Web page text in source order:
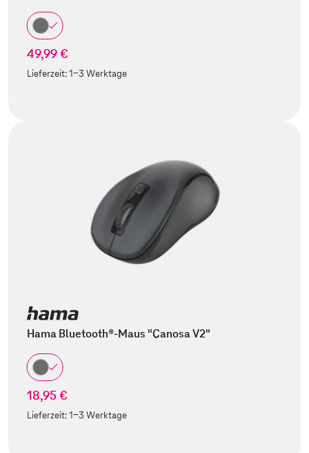
49,99 €
Lieferzeit:1-3 Werktage
Hama Bluetooth®-Maus "Canosa V2"
18,95 €
Lieferzeit:1-3 Werktage